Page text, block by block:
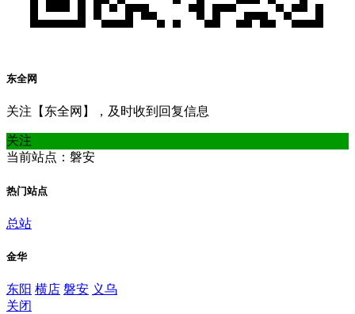
东全网
关注【东全网】，及时收到回复信息
关注
当前站点：磐安
热门站点
总站
金华
东阳 横店 磐安 义乌
关闭